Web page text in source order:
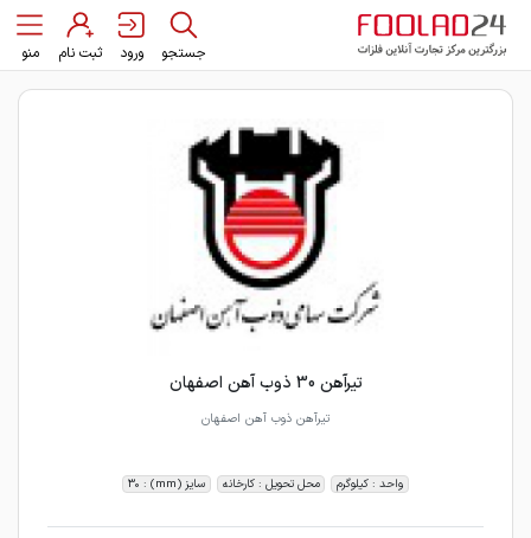
جستجو ورود ثبت نام منو
تیرآهن 30 ذوب آهن اصفهان
تیرآهن ذوب آهن اصفهان
واحد : کیلوگرم محل تحویل : کارخانه سایز (mm) : 30